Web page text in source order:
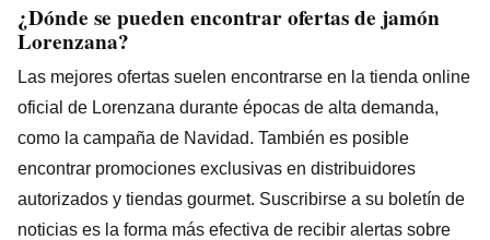
¿Dónde se pueden encontrar ofertas de jamón
Lorenzana?
Las mejores ofertas suelen encontrarse en la tienda online
oficial de Lorenzana durante épocas de alta demanda,
como la campaña de Navidad. También es posible
encontrar promociones exclusivas en distribuidores
autorizados y tiendas gourmet. Suscribirse a su boletín de
noticias es la forma más efectiva de recibir alertas sobre